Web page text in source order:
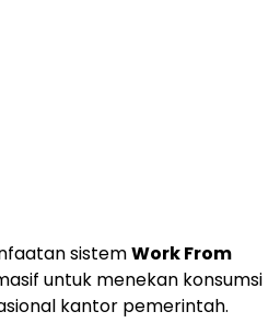
sistemWork From
untuk menekan konsumsi
kantor pemerintah.